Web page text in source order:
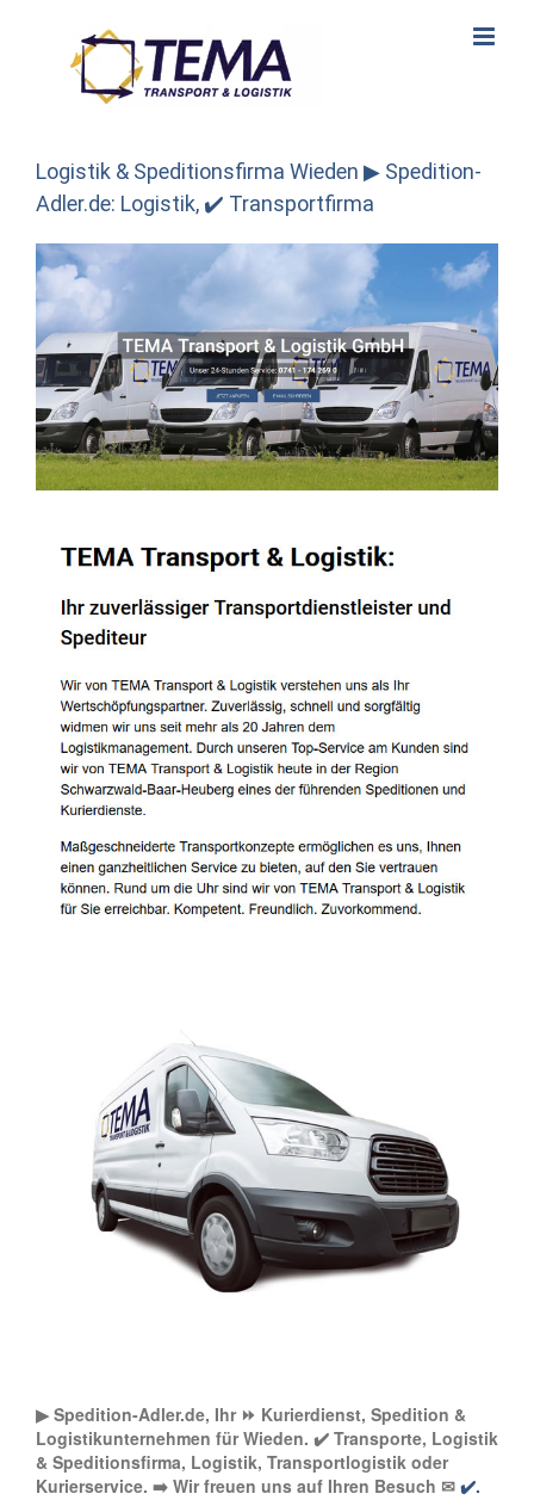
Logistik & Speditionsfirma Wieden ▶︎ Spedition-
Adler.de: Logistik, ✔️ Transportfirma
▶︎ Spedition-Adler.de, Ihr ⏩ Kurierdienst, Spedition &
Logistikunternehmen für Wieden. ✔️ Transporte, Logistik
& Speditionsfirma, Logistik, Transportlogistik oder
Kurierservice. ➡️ Wir freuen uns auf Ihren Besuch ✉ ✔️.